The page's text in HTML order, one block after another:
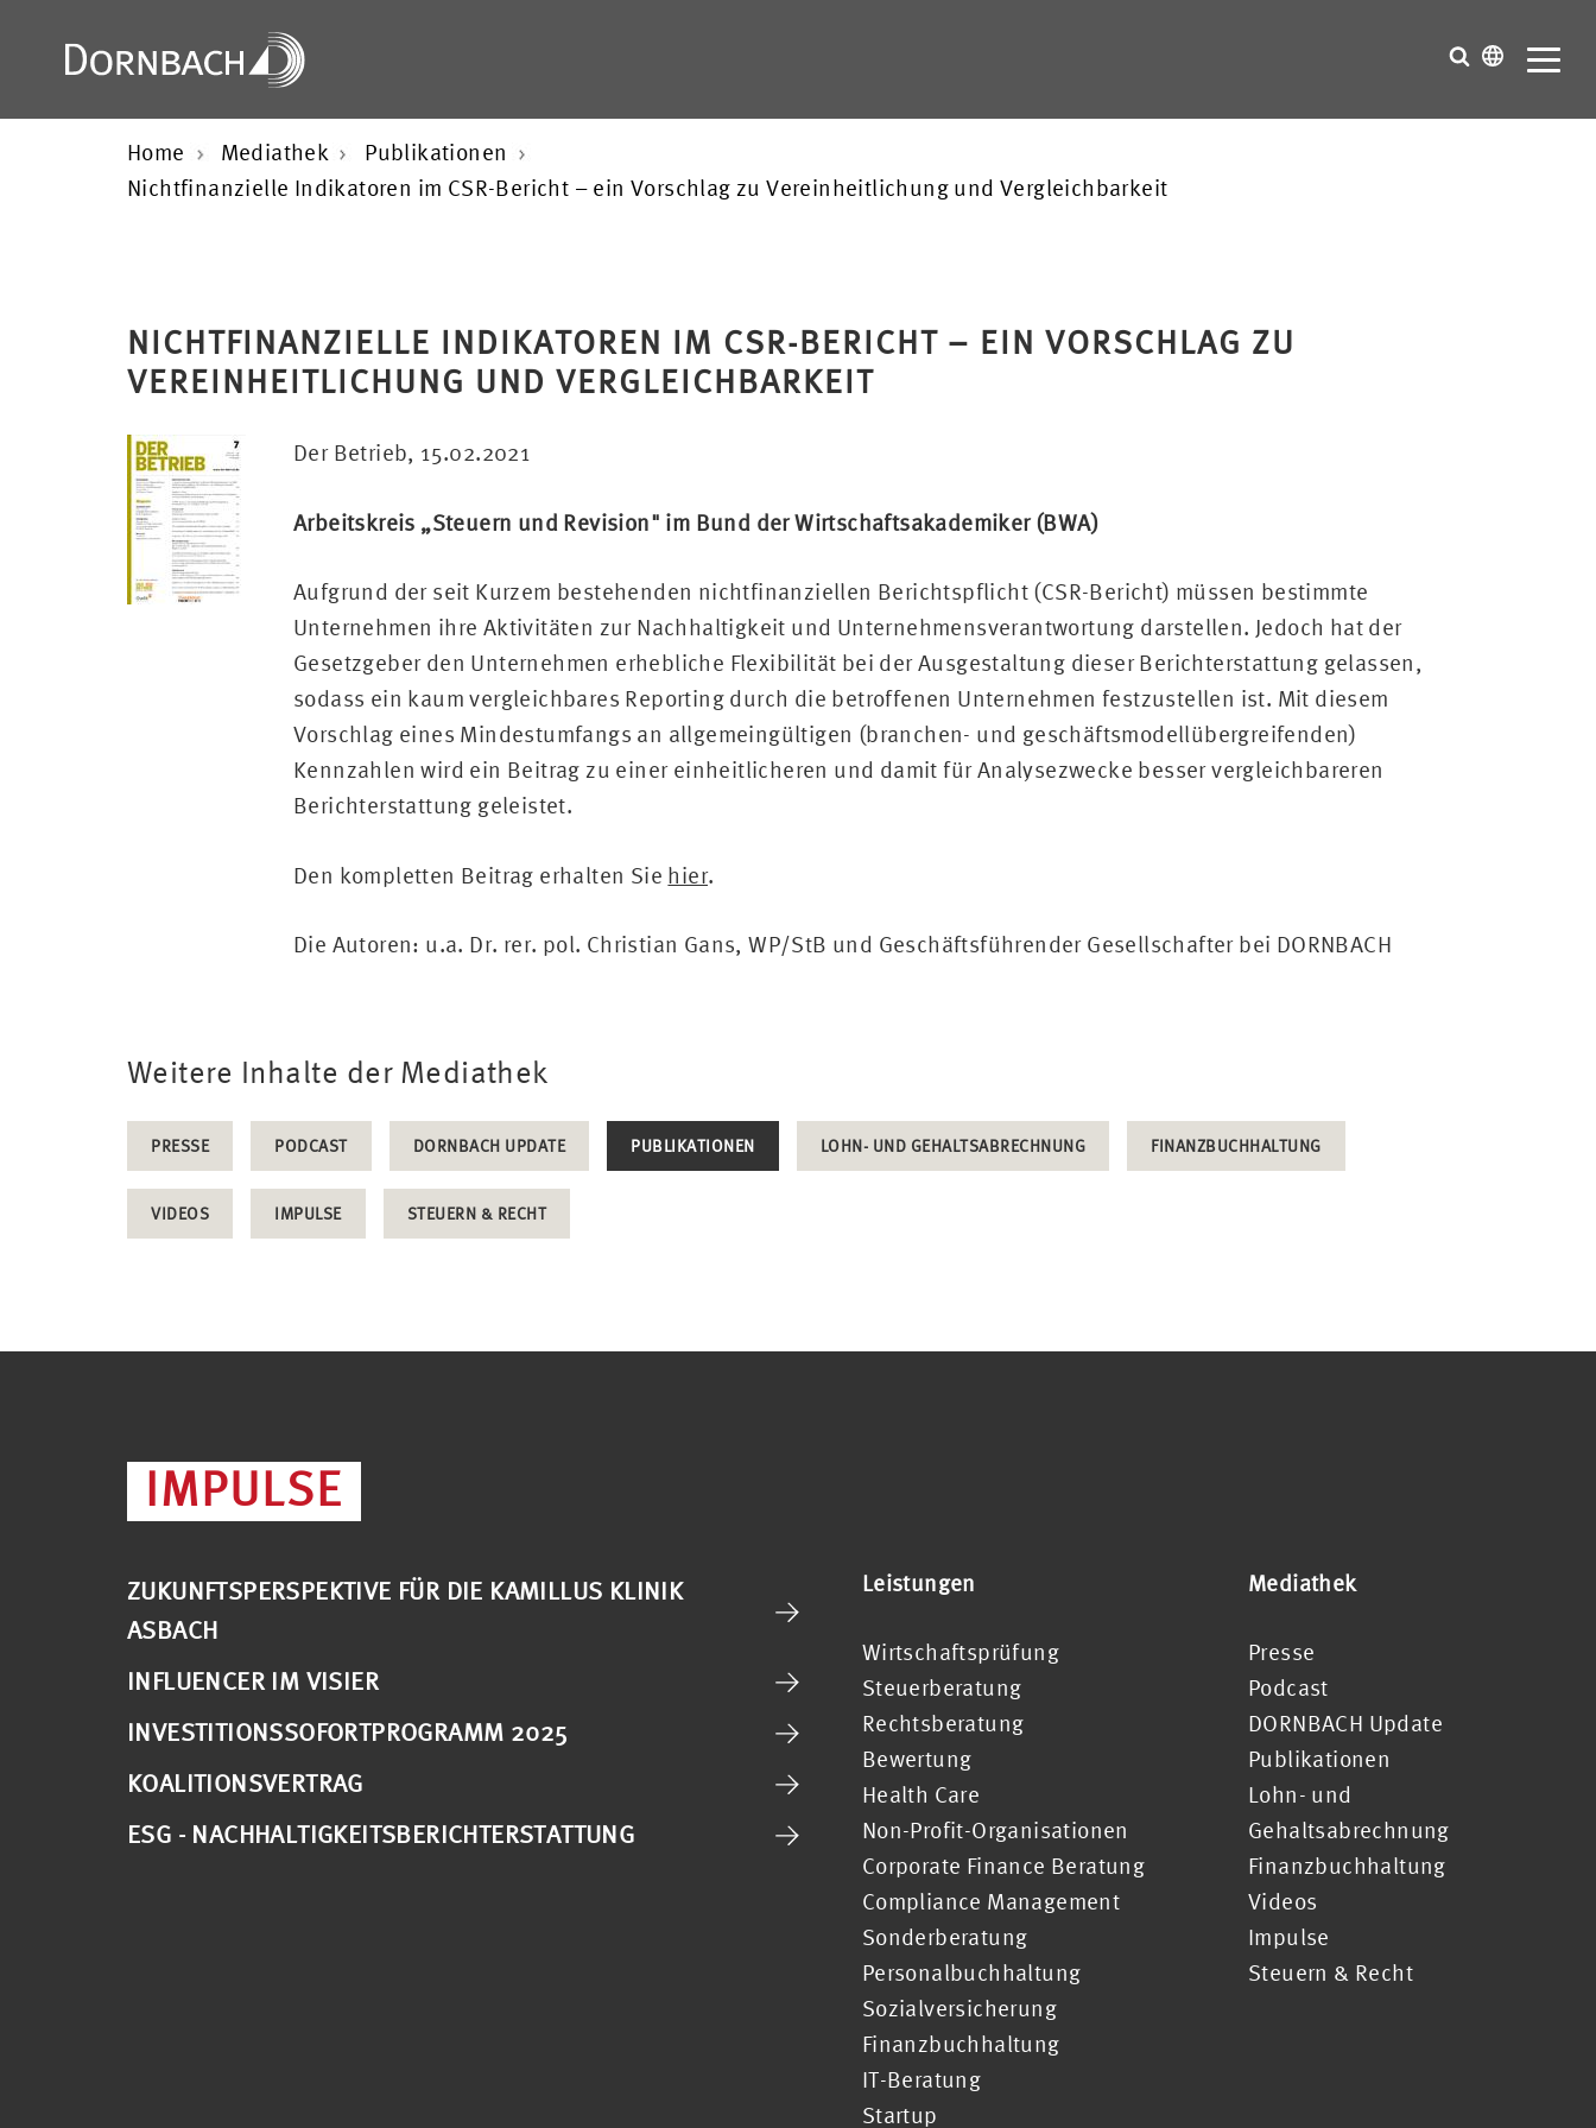
Home Mediathek
Publikationen
Nichtfinanzielle Indikatoren im CSR-Bericht – ein Vorschlag zu Vereinheitlichung und Vergleichbarkeit
NICHTFINANZIELLE INDIKATOREN IM CSR-BERICHT – EIN VORSCHLAG ZU
VEREINHEITLICHUNG UND VERGLEICHBARKEIT
Der Betrieb, 15.02.2021
Arbeitskreis „Steuern und Revision" im Bund der Wirtschaftsakademiker (BWA)
Aufgrund der seit Kurzem bestehenden nichtfinanziellen Berichtspflicht (CSR-Bericht) müssen bestimmte
Unternehmen ihre Aktivitäten zur Nachhaltigkeit und Unternehmensverantwortung darstellen. Jedoch hat der
Gesetzgeber den Unternehmen erhebliche Flexibilität bei der Ausgestaltung dieser Berichterstattung gelassen,
sodass ein kaum vergleichbares Reporting durch die betroffenen Unternehmen festzustellen ist. Mit diesem
Vorschlag eines Mindestumfangs an allgemeingültigen (branchen- und geschäftsmodellübergreifenden)
Kennzahlen wird ein Beitrag zu einer einheitlicheren und damit für Analysezwecke besser vergleichbareren
Berichterstattung geleistet.
Den kompletten Beitrag erhalten Sie hier.
Die Autoren: u.a. Dr. rer. pol. Christian Gans, WP/StB und Geschäftsführender Gesellschafter bei DORNBACH
Weitere Inhalte der Mediathek
PRESSE PODCAST DORNBACH UPDATE PUBLIKATIONEN LOHN- UND GEHALTSABRECHNUNG FINANZBUCHHALTUNG
VIDEOS IMPULSE STEUERN & RECHT
IMPULSE
ZUKUNFTSPERSPEKTIVE FÜR DIE KAMILLUS KLINIK
ASBACH
INFLUENCER IM VISIER
INVESTITIONSSOFORTPROGRAMM 2025
KOALITIONSVERTRAG
ESG - NACHHALTIGKEITSBERICHTERSTATTUNG
Leistungen
Wirtschaftsprüfung
Steuerberatung
Rechtsberatung
Bewertung
Health Care
Non-Profit-Organisationen
Corporate Finance Beratung
Compliance Management
Sonderberatung
Personalbuchhaltung
Sozialversicherung
Finanzbuchhaltung
IT-Beratung
Startup
Mediathek
Presse
Podcast
DORNBACH Update
Publikationen
Lohn- und
Gehaltsabrechnung
Finanzbuchhaltung
Videos
Impulse
Steuern & Recht